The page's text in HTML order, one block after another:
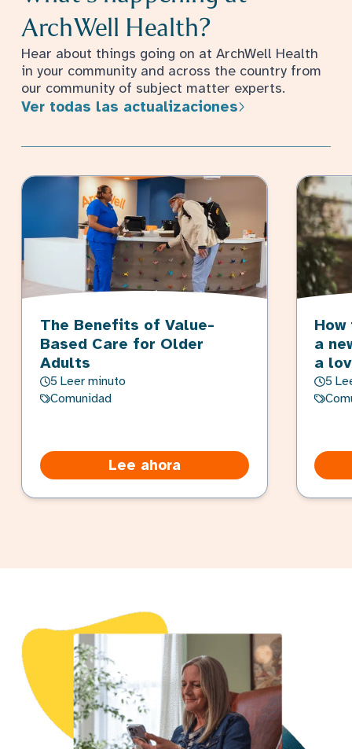
ArchWell Health?
Hear about things going on at ArchWell Health
in your community and across the country from
our community of subject matter experts.
Ver todas las actualizaciones
The Benefits of Value-
Based Care for Older
Adults
5 Leer minuto
Comunidad
Lee ahora
a
a
5